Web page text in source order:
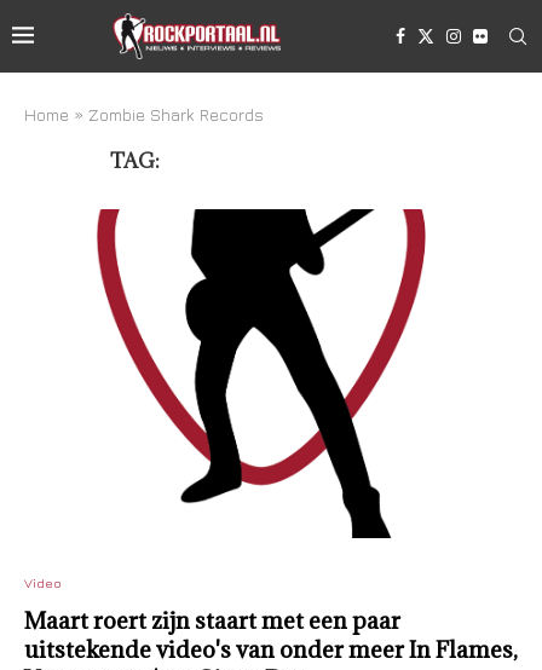
Home » Zombie Shark Records
TAG:
Video
Maart roert zijn staart met een paar
uitstekende video's van onder meer In Flames,